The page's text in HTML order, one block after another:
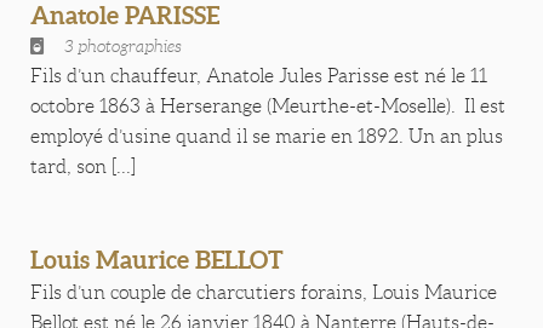
Anatole PARISSE
3 photographies
Fils d’un chauffeur, Anatole Jules Parisse est né le 11
octobre 1863 à Herserange (Meurthe-et-Moselle). Il est
employé d’usine quand il se marie en 1892. Un an plus
tard, son [...]
Louis Maurice BELLOT
Fils d’un couple de charcutiers forains, Louis Maurice
Bellot est né le 26 janvier 1840 à Nanterre (Hauts-de-